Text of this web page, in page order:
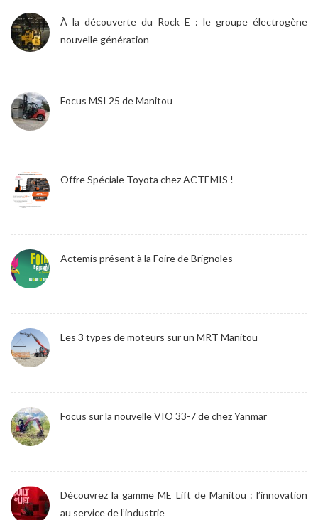
À la découverte du Rock E : le groupe électrogène
nouvelle génération
Focus MSI 25 de Manitou
Offre Spéciale Toyota chez ACTEMIS !
Actemis présent à la Foire de Brignoles
Les 3 types de moteurs sur un MRT Manitou
Focus sur la nouvelle VIO 33-7 de chez Yanmar
Découvrez la gamme ME Lift de Manitou : l’innovation
au service de l’industrie